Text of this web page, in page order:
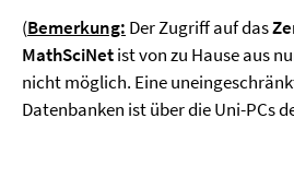
(Bemerkung: Der Zugriff auf das
MathSciNetist von zu Hause aus
nicht möglich. Eine
Datenbanken ist über die Uni-PCs